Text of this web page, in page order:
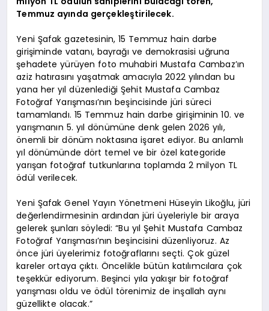
Temmuz ayında gerçekleştirilecek.
Yeni Şafak gazetesinin, 15 Temmuz hain darbe
girişiminde vatanı, bayrağı ve demokrasisi uğruna
şehadete yürüyen foto muhabiri Mustafa Cambaz’ın
aziz hatırasını yaşatmak amacıyla 2022 yılından bu
yana her yıl düzenlediği Şehit Mustafa Cambaz
Fotoğraf Yarışması’nın beşincisinde jüri süreci
tamamlandı. 15 Temmuz hain darbe girişiminin 10. ve
yarışmanın 5. yıl dönümüne denk gelen 2026 yılı,
önemli bir dönüm noktasına işaret ediyor. Bu anlamlı
yıl dönümünde dört temel ve bir özel kategoride
yarışan fotoğraf tutkunlarına toplamda 2 milyon TL
ödül verilecek.
Yeni Şafak Genel Yayın Yönetmeni Hüseyin Likoğlu, jüri
değerlendirmesinin ardından jüri üyeleriyle bir araya
gelerek şunları söyledi: “Bu yıl Şehit Mustafa Cambaz
Fotoğraf Yarışması’nın beşincisini düzenliyoruz. Az
önce jüri üyelerimiz fotoğraflarını seçti. Çok güzel
kareler ortaya çıktı. Öncelikle bütün katılımcılara çok
teşekkür ediyorum. Beşinci yıla yakışır bir fotoğraf
yarışması oldu ve ödül törenimiz de inşallah aynı
güzellikte olacak.”